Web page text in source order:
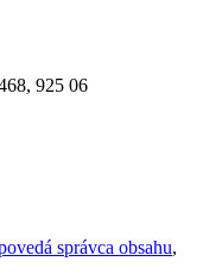
925 06
správca obsahu,